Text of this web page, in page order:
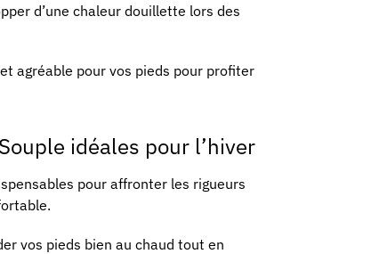
d’une chaleur douillette lors des
agréable pour vos pieds pour profiter
idéales pour l’hiver
pour affronter les rigueurs
vos pieds bien au chaud tout en